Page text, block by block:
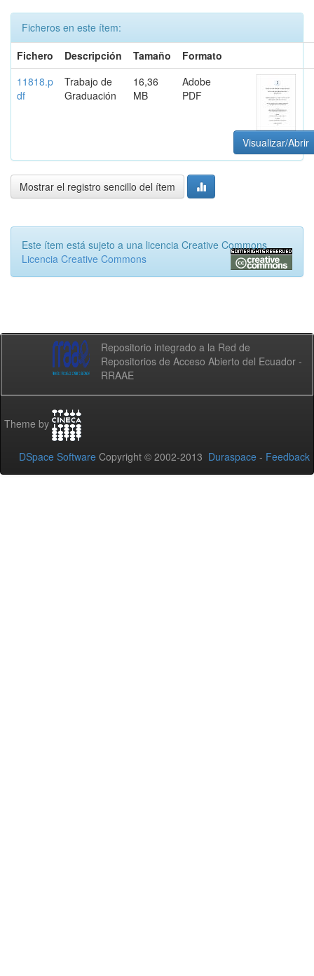
Ficheros en este ítem:
Fichero
Descripción Tamaño
Formato
11818.p
df
Trabajo de
Graduación
16,36
MB
Adobe
PDF
Visualizar/Abrir
Mostrar el registro sencillo del ítem
Este ítem está sujeto a una licencia Creative Commons
Licencia Creative Commons
Repositorio integrado a la Red de
Repositorios de Acceso Abierto del Ecuador -
RRAAE
Theme by
DSpace Software Copyright © 2002-2013 Duraspace - Feedback